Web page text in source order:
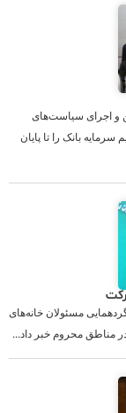
و اجرای سیاست‌های
بانک را تا پایان
مسئولان خانه‌های